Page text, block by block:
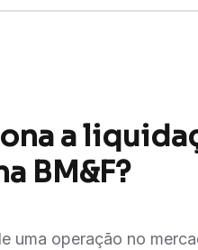
a
BM&F?
uma operação no